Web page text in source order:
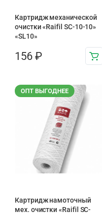
Картридж механической
очистки «Raifil SC-10-10»
«SL10»
156 ₽
ОПТ ВЫГОДНЕЕ
Картридж намоточный
мех. очистки «Raifil SC-